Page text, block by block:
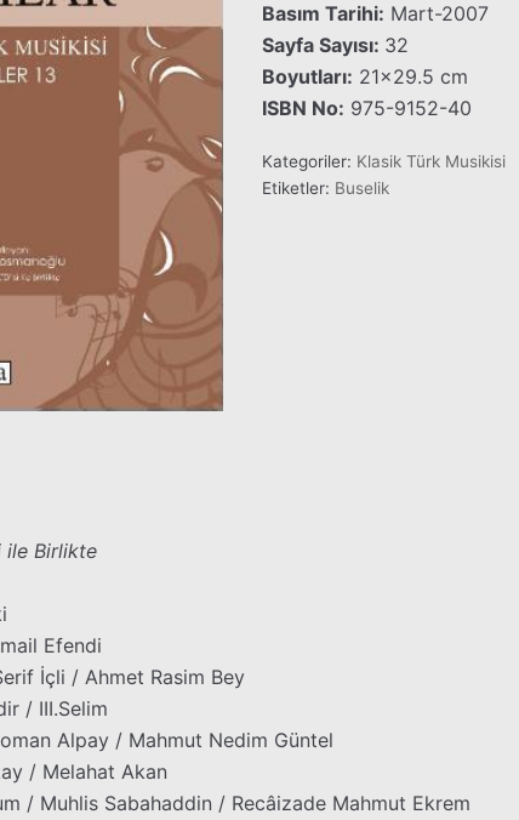
Basım Tarihi: Mart-2007
Sayfa Sayısı: 32
Boyutları: 21×29.5 cm
ISBN No: 975-9152-40
Kategoriler: Klasik Türk Musikisi
Etiketler: Buselik
ile Birlikte
Efendi
İçli / Ahmet Rasim Bey
/ III.Selim
Alpay / Mahmut Nedim Güntel
/ Melahat Akan
/ Muhlis Sabahaddin / Recâizade Mahmut Ekrem